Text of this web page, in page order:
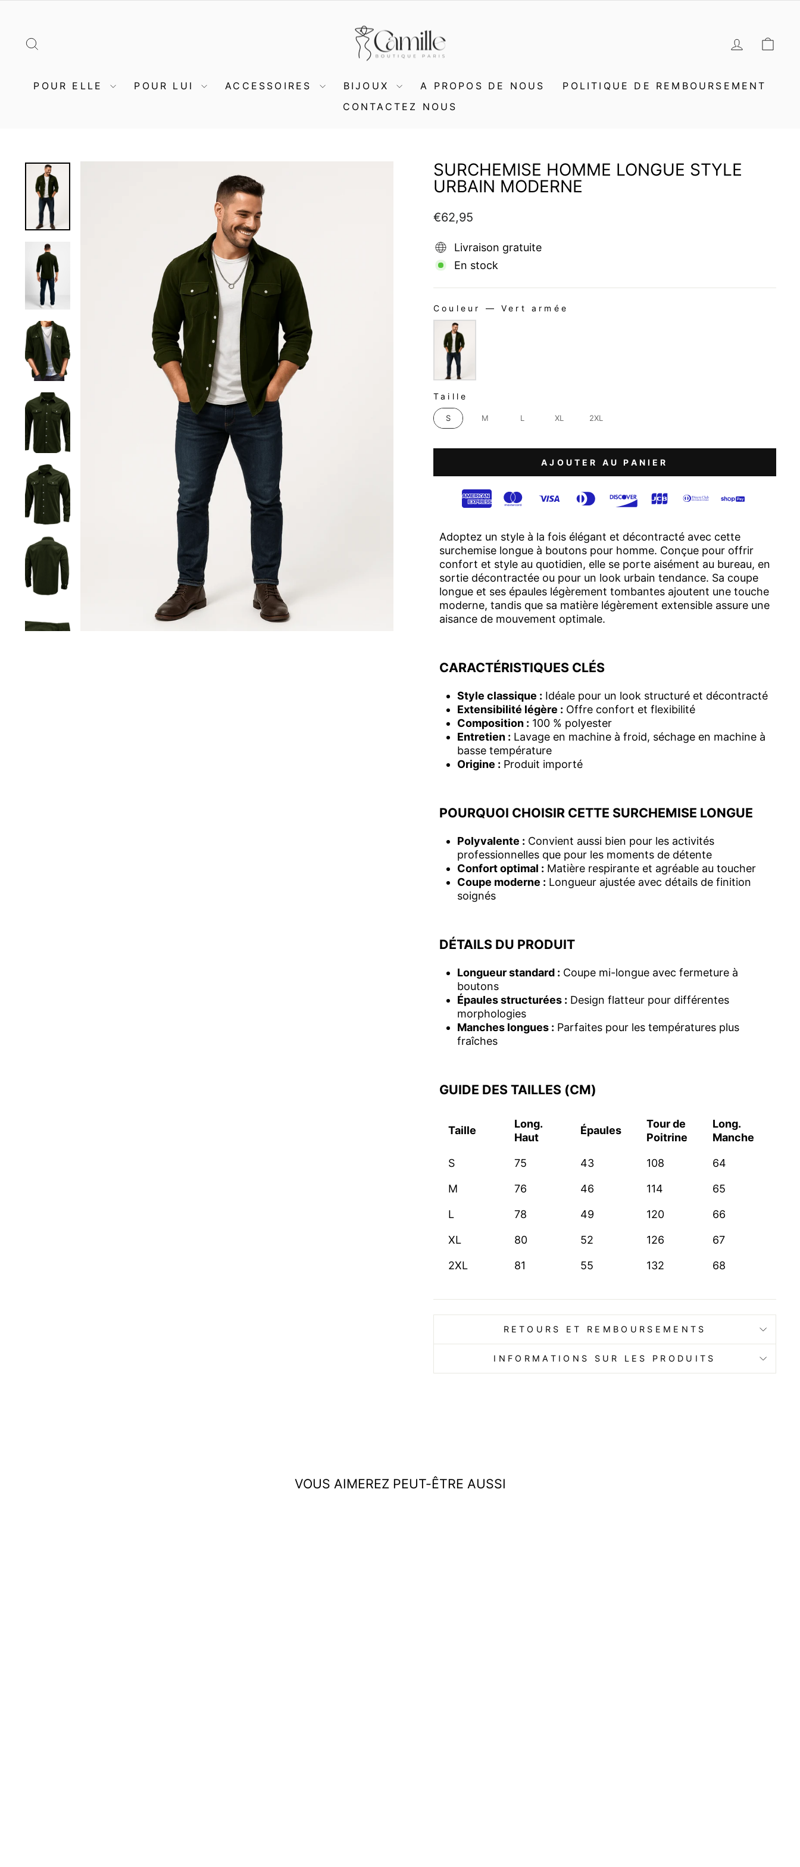
SE
POUR ELLE POUR LUI ACCESSOIRES BIJOUX A PROPOS DE NOUS
POLITIQUE DE REMBOURSEMENT
CONTACTEZ NOUS
SURCHEMISE HOMME LONGUE STYLE
URBAIN MODERNE
Prix
€62,95
Livraison gratuite
En stock
Couleur —
Vert armée
COULEUR
TAILLE
Taille
S M L XL 2XL
AJOUTER AU PANIER
Adoptez un style à la fois élégant et décontracté avec cette
surchemise longue à boutons pour homme. Conçue pour offrir
confort et style au quotidien, elle se porte aisément au bureau, en
sortie décontractée ou pour un look urbain tendance. Sa coupe
longue et ses épaules légèrement tombantes ajoutent une touche
moderne, tandis que sa matière légèrement extensible assure une
aisance de mouvement optimale.
CARACTÉRISTIQUES CLÉS
Style classique : Idéale pour un look structuré et décontracté
Extensibilité légère : Offre confort et flexibilité
Composition : 100 % polyester
Entretien : Lavage en machine à froid, séchage en machine à
basse température
Origine : Produit importé
POURQUOI CHOISIR CETTE SURCHEMISE LONGUE
Polyvalente : Convient aussi bien pour les activités
professionnelles que pour les moments de détente
Confort optimal : Matière respirante et agréable au toucher
Coupe moderne : Longueur ajustée avec détails de finition
soignés
DÉTAILS DU PRODUIT
Longueur standard : Coupe mi-longue avec fermeture à
boutons
Épaules structurées : Design flatteur pour différentes
morphologies
Manches longues : Parfaites pour les températures plus
fraîches
GUIDE DES TAILLES (CM)
Taille
Long.
Haut
Épaules
Tour de
Poitrine
Long.
Manche
S 75 43 108 64
M 76 46 114 65
L 78 49 120 66
XL 80 52 126 67
2XL 81 55 132 68
RETOURS ET REMBOURSEMENTS
INFORMATIONS SUR LES PRODUITS
VOUS AIMEREZ PEUT-ÊTRE AUSSI